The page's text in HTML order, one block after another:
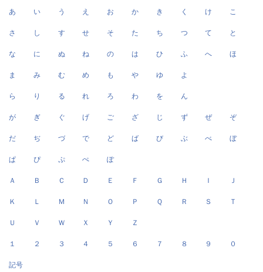
あ い う え お か き く け こ
さ し す せ そ た ち つ て と
な に ぬ ね の は ひ ふ へ ほ
ま み む め も や ゆ よ
ら り る れ ろ わ を ん
が ぎ ぐ げ ご ざ じ ず ぜ ぞ
だ ぢ づ で ど ば び ぶ べ ぼ
ぱ ぴ ぷ ぺ ぽ
Ａ Ｂ Ｃ Ｄ Ｅ Ｆ Ｇ Ｈ Ｉ Ｊ
Ｋ Ｌ Ｍ Ｎ Ｏ Ｐ Ｑ Ｒ Ｓ Ｔ
Ｕ Ｖ Ｗ Ｘ Ｙ Ｚ
１ ２ ３ ４ ５ ６ ７ ８ ９ ０
記号